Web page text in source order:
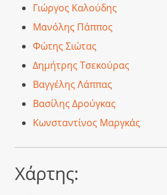
Γιώργος Καλούδης
Μανόλης Πάππος
Φώτης Σιώτας
Δημήτρης Τσεκούρας
Βαγγέλης Λάππας
Βασίλης Δρούγκας
Κωνσταντίνος Μαργκάς
Χάρτης: